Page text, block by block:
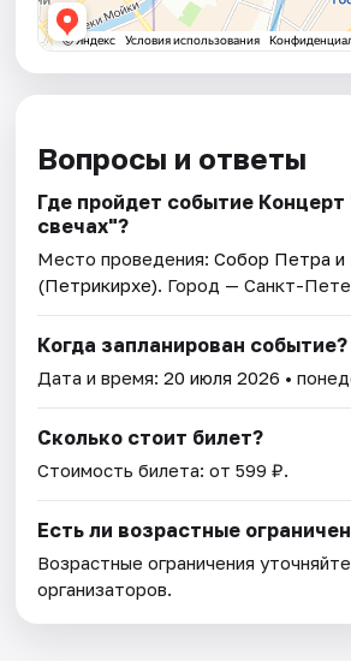
Вопросы и ответы
Где пройдет событие Концерт
свечах"?
Место проведения:Собор Петра и
(Петрикирхе). Город — Санкт-
Когда запланирован событие?
Дата и время:20 июля 2026 •
Сколько стоит билет?
Стоимость билета: от 599 ₽.
Есть ли возрастные
Возрастные ограничения
организаторов.